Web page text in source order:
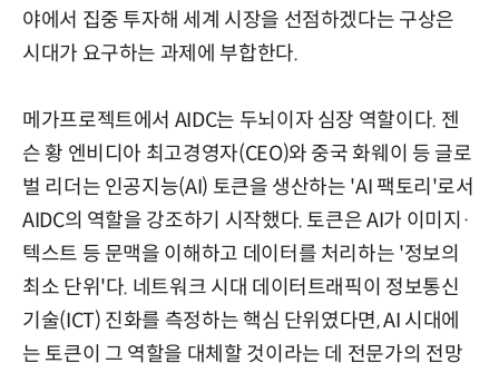
야에서 집중 투자해 세계 시장을 선점하겠다는 구상은
시대가 요구하는 과제에 부합한다.
메가프로젝트에서 AIDC는 두뇌이자 심장 역할이다. 젠
슨 황 엔비디아 최고경영자(CEO)와 중국 화웨이 등 글로
벌 리더는 인공지능(AI) 토큰을 생산하는 'AI 팩토리'로서
AIDC의 역할을 강조하기 시작했다. 토큰은 AI가 이미지·
텍스트 등 문맥을 이해하고 데이터를 처리하는 '정보의
최소 단위'다. 네트워크 시대 데이터트래픽이 정보통신
기술(ICT) 진화를 측정하는 핵심 단위였다면, AI 시대에
는 토큰이 그 역할을 대체할 것이라는 데 전문가의 전망